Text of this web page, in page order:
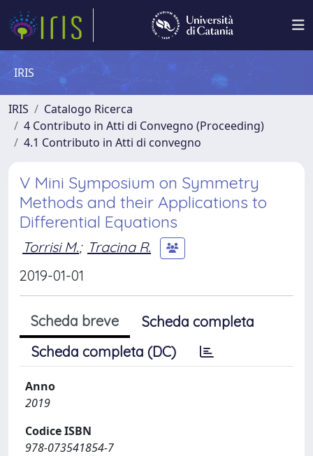
IRIS
IRIS
Catalogo Ricerca
4 Contributo in Atti di Convegno (Proceeding)
4.1 Contributo in Atti di convegno
V Mini Symposium on Symmetry
Methods and their Applications to
Differential Equations
Torrisi M.; Tracina R.
2019-01-01
Scheda breve
Scheda completa
Scheda completa (DC)
Anno
2019
Codice ISBN
978-073541854-7